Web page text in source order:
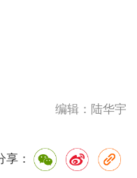
编辑：陆华宇
享：